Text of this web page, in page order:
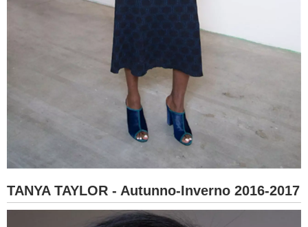
TANYA TAYLOR - Autunno-Inverno 2016-2017